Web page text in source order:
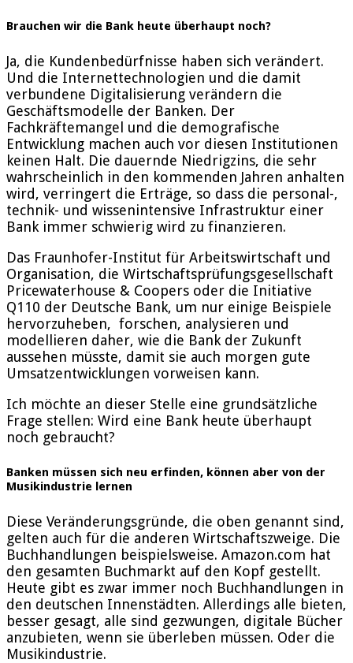
Brauchen wir die Bank heute überhaupt noch?
Ja, die Kundenbedürfnisse haben sich verändert.
Und die Internettechnologien und die damit
verbundene Digitalisierung verändern die
Geschäftsmodelle der Banken. Der
Fachkräftemangel und die demografische
Entwicklung machen auch vor diesen Institutionen
keinen Halt. Die dauernde Niedrigzins, die sehr
wahrscheinlich in den kommenden Jahren anhalten
wird, verringert die Erträge, so dass die personal-,
technik- und wissenintensive Infrastruktur einer
Bank immer schwierig wird zu finanzieren.
Das Fraunhofer-Institut für Arbeitswirtschaft und
Organisation, die Wirtschaftsprüfungsgesellschaft
Pricewaterhouse & Coopers oder die Initiative
Q110 der Deutsche Bank, um nur einige Beispiele
hervorzuheben, forschen, analysieren und
modellieren daher, wie die Bank der Zukunft
aussehen müsste, damit sie auch morgen gute
Umsatzentwicklungen vorweisen kann.
Ich möchte an dieser Stelle eine grundsätzliche
Frage stellen: Wird eine Bank heute überhaupt
noch gebraucht?
Banken müssen sich neu erfinden, können aber von der
Musikindustrie lernen
Diese Veränderungsgründe, die oben genannt sind,
gelten auch für die anderen Wirtschaftszweige. Die
Buchhandlungen beispielsweise. Amazon.com hat
den gesamten Buchmarkt auf den Kopf gestellt.
Heute gibt es zwar immer noch Buchhandlungen in
den deutschen Innenstädten. Allerdings alle bieten,
besser gesagt, alle sind gezwungen, digitale Bücher
anzubieten, wenn sie überleben müssen. Oder die
Musikindustrie.